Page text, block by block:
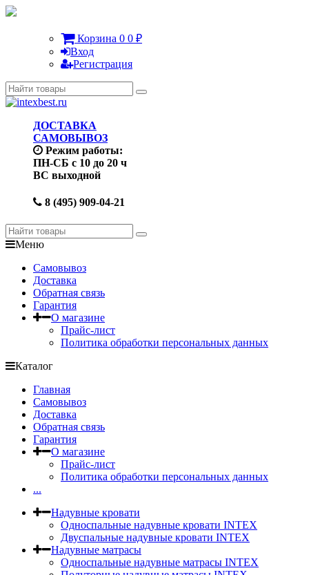
Корзина 0 0 ₽
Вход
Регистрация
ДОСТАВКА
САМОВЫВОЗ
Режим работы:
ПН-СБ с 10 до 20 ч
ВС выходной
8 (495) 909-04-21
Меню
Самовывоз
Доставка
Обратная связь
Гарантия
О магазине
Прайс-лист
Политика обработки персональных данных
Каталог
Главная
Самовывоз
Доставка
Обратная связь
Гарантия
О магазине
Прайс-лист
Политика обработки персональных данных
...
Надувные кровати
Односпальные надувные кровати INTEX
Двуспальные надувные кровати INTEX
Надувные матрасы
Односпальные надувные матрасы INTEX